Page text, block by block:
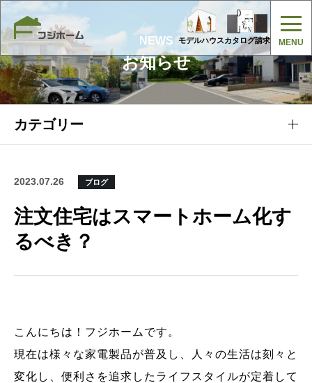
モデルハウスカタログ請求
NEWS
お知らせ
カテゴリー
2023.07.26 ブログ
注文住宅はスマートホーム化す
るべき？
こんにちは！フジホームです。
現在は様々な家電製品が普及し、人々の生活は刻々と
変化し、便利さを追求したライフスタイルが定着して